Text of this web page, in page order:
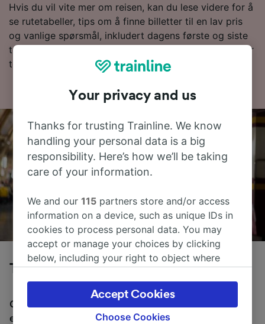
Hvis du vil vite mer om reisen, kan du lese videre for å
se rutetabeller, tips om å finne billetter til en lav pris
og vanlige spørsmål, inkludert dagens første og siste
tog. Vil du gå rett til bestillingen? Start søket ditt etter
togbilletter hos oss i dag!
Tog fra Roma til Antibes
Gjennomsnittlig tid å reise fra Roma til Antibes med tog
er 12 t 1m, over en avstand på rundt 477 km. Det er
Your privacy and us
Thanks for trusting Trainline. We know
handling your personal data is a big
responsibility. Here’s how we’ll be taking
care of your information.
We and our115 partners store and/or access
information on a device, such as unique IDs in
cookies to process personal data. You may
accept or manage your choices by clicking
below, including your right to object where
the privacy policy page. These choices will be
signaled to our partners and will not affect
browsing data. Your data will not be used for
Choose Cookies
Accept Cookies